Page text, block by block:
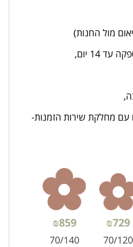
14 יום,
עם מחלקת שירות הזמנות-
₪729
70/120
₪859
70/140